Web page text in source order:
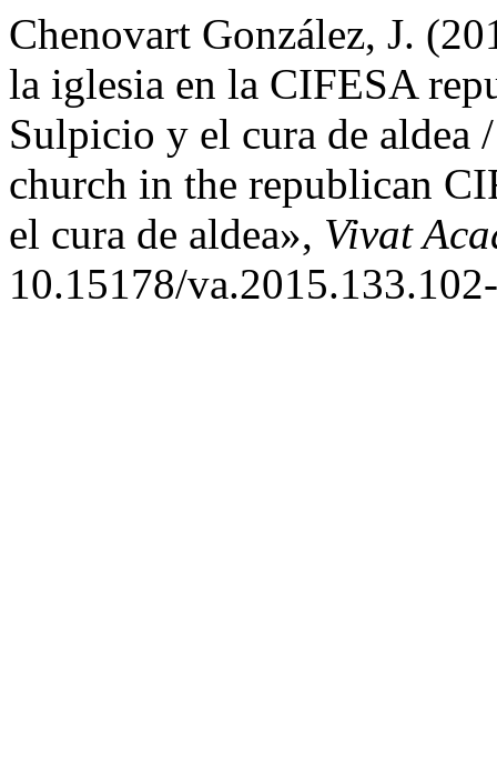
Chenovart González, J.
la iglesia en la CIFESA
Sulpicio y el cura de aldea
church in the republican
el cura de aldea», Vivat
10.15178/